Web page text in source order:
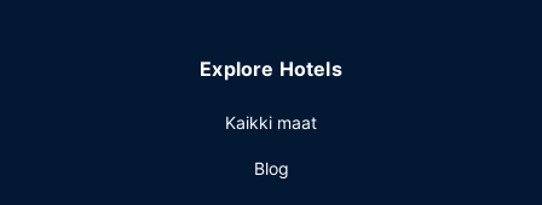
Explore Hotels
Kaikki maat
Blog